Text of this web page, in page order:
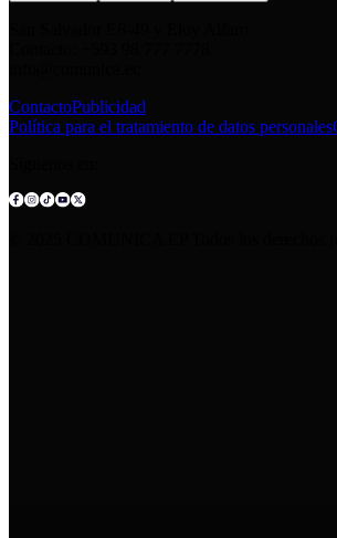
ContactoPublicidad
Política para el tratamiento de datos personales